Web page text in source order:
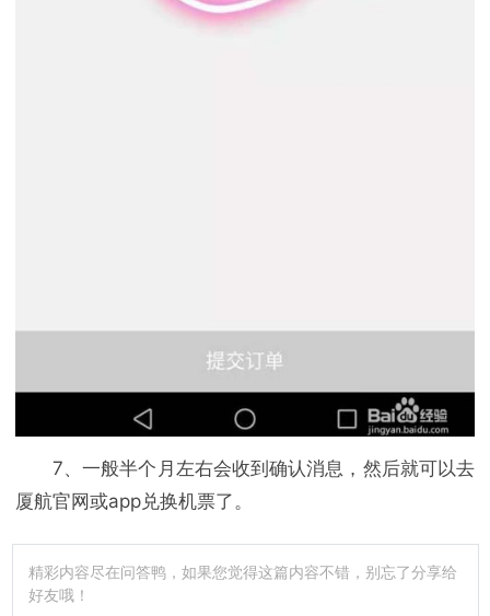
7、一般半个月左右会收到确认消息，然后就可以去
厦航官网或app兑换机票了。
精彩内容尽在问答鸭，如果您觉得这篇内容不错，别忘了分享给
好友哦！